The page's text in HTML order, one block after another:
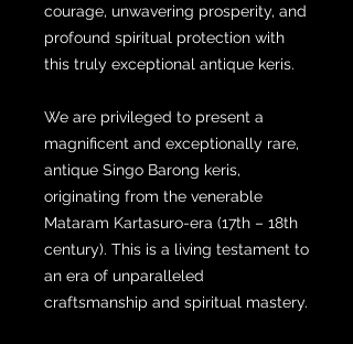
courage, unwavering prosperity, and
profound spiritual protection with
this truly exceptional antique keris.
We are privileged to present a
magnificent and exceptionally rare,
antique Singo Barong keris,
originating from the venerable
Mataram Kartasuro-era (17th – 18th
century). This is a living testament to
an era of unparalleled
craftsmanship and spiritual mastery.